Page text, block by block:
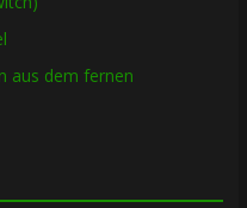
aus dem fernen